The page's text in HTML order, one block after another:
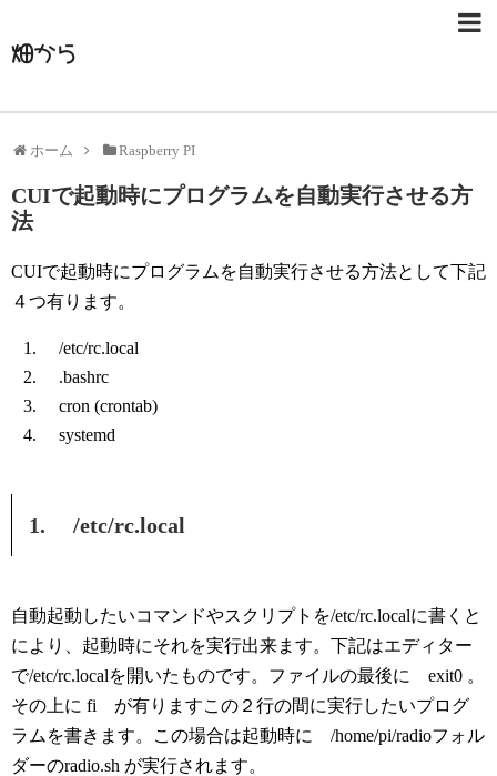
畑から
ホーム Raspberry PI
CUIで起動時にプログラムを自動実行させる方
法
CUIで起動時にプログラムを自動実行させる方法として下記
４つ有ります。
/etc/rc.local
.bashrc
cron (crontab)
systemd
1. /etc/rc.local
自動起動したいコマンドやスクリプトを/etc/rc.localに書くと
により、起動時にそれを実行出来ます。下記はエディター
で/etc/rc.localを開いたものです。ファイルの最後に exit0 。
その上に fi が有りますこの２行の間に実行したいプログ
ラムを書きます。この場合は起動時に /home/pi/radioフォル
ダーのradio.sh が実行されます。